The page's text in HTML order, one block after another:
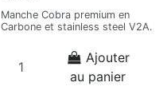
Manche Cobra premium en
Carbone et stainless steel V2A.
Ajouter
au panier